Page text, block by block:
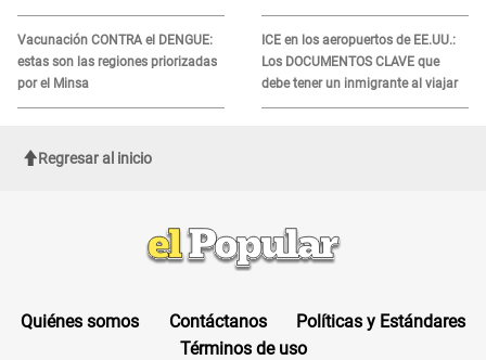
Vacunación CONTRA el DENGUE:
estas son las regiones priorizadas
por el Minsa
recibir la ayuda
ICE en los aeropuertos de EE.UU.:
Los DOCUMENTOS CLAVE que
debe tener un inmigrante al viajar
Regresar al inicio
Quiénes somos Contáctanos
Políticas y Estándares
Términos de uso